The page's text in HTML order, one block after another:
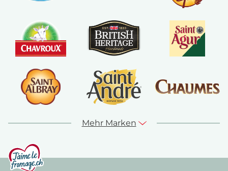
Mehr Marken